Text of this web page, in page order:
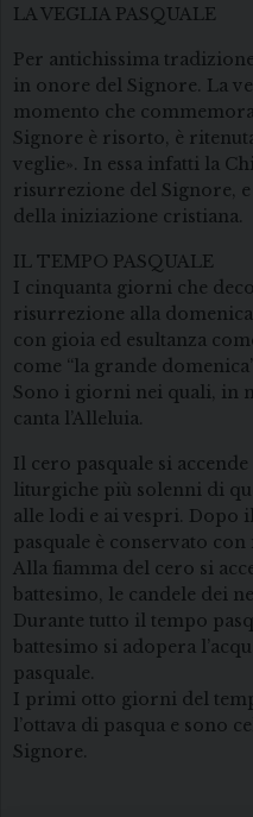
LA VEGLIA PASQUALE
Per antichissima
in onore del Signore. La
momento che
Signore è risorto, è
veglie». In essa infatti la
risurrezione del Signore,
della iniziazione cristiana.
IL TEMPO PASQUALE
I cinquanta giorni che
risurrezione alla
con gioia ed esultanza
come “la grande
Sono i giorni nei quali, in
canta l’Alleluia.
Il cero pasquale si
liturgiche più solenni di
alle lodi e ai vespri. Dopo
pasquale è conservato
Alla fiamma del cero si
battesimo, le candele dei
Durante tutto il tempo
battesimo si adopera
pasquale.
I primi otto giorni del
l’ottava di pasqua e sono
Signore.